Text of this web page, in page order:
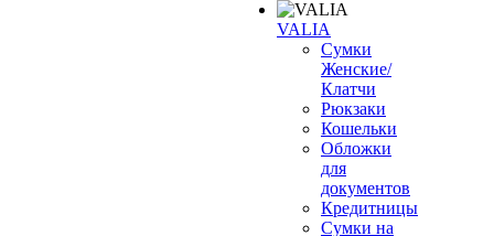
VALIA
Сумки
Женские/
Клатчи
Рюкзаки
Кошельки
Обложки
для
документов
Кредитницы
Сумки на